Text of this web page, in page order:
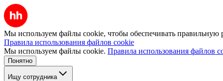
Мы используем файлы cookie, чтобы обеспечивать правильную
Правила использования файлов cookie
Мы используем файлы cookie. Правила использования файлов
Понятно
Ищу сотрудника